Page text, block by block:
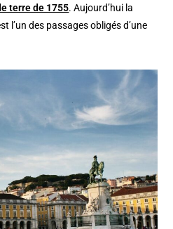
terre de 1755. Aujourd’hui la
l’un des passages obligés d’une